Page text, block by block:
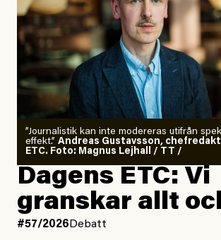
”Journalistik kan inte modereras utifrån
effekt.” Andreas Gustavsson,
ETC. Foto: Magnus Lejhall / TT /
Dagens ETC: Vi
granskar allt
#57/2026 Debatt